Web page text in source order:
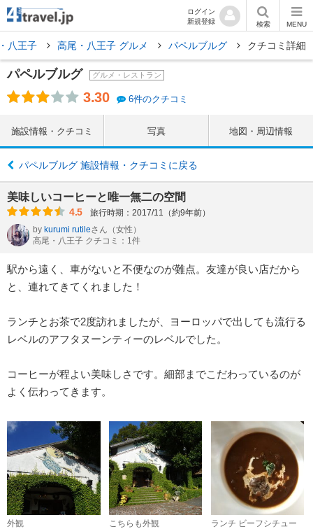
ログイン
新規登録
検索 MENU
八王子 高尾・八王子 グルメ パペルブルグ クチコミ詳細
パペルブルグ グルメ・レストラン
3.30 6件のクチコミ
施設情報・クチコミ 写真 地図・周辺情報
パペルブルグ 施設情報・クチコミに戻る
美味しいコーヒーと唯一無二の空間
4.5
旅行時期：2017/11（約9年前）
by kurumi rutileさん （女性）
高尾・八王子 クチコミ：1件
駅から遠く、車がないと不便なのが難点。友達が良い店だから
と、連れてきてくれました！
ランチとお茶で2度訪れましたが、ヨーロッパで出しても流行る
レベルのアフタヌーンティーのレベルでした。
コーヒーが程よい美味しさです。細部までこだわっているのが
よく伝わってきます。
外観 こちらも外観 ランチ ビーフシチュー